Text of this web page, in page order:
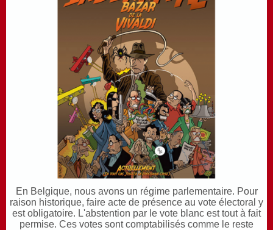
En Belgique, nous avons un régime parlementaire. Pour
raison historique, faire acte de présence au vote électoral y
est obligatoire. L'abstention par le vote blanc est tout à fait
permise. Ces votes sont comptabilisés comme le reste